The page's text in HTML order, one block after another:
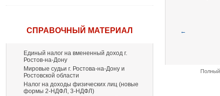
СПРАВОЧНЫЙ МАТЕРИАЛ
Единый налог на вмененный доход г.
Ростов-на-Дону
Мировые судьи г. Ростова-на-Дону и
Ростовской области
Налог на доходы физических лиц (новые
формы 2-НДФЛ, 3-НДФЛ)
←